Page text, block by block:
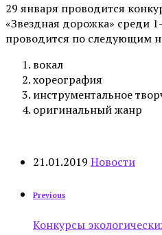
29 января проводится
«Звездная дорожка» среди
проводится по следующим
вокал
хореография
инструментальное
оригинальный жанр
21.01.2019 Новости
Previous
Конкурсы